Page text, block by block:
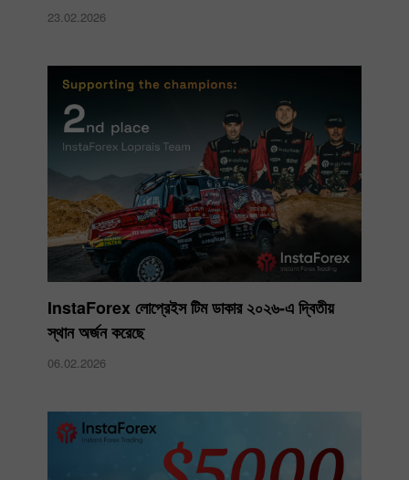
23.02.2026
InstaForex লোপ্রেইস টিম ডাকার ২০২৬-এ দ্বিতীয়
স্থান অর্জন করেছে
06.02.2026